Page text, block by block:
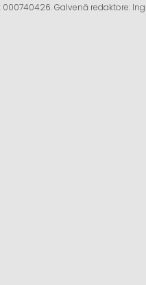
Galvenā redaktore: